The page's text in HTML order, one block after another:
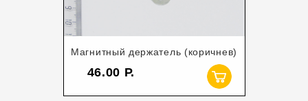
Магнитный держатель (коричнев)
46.00